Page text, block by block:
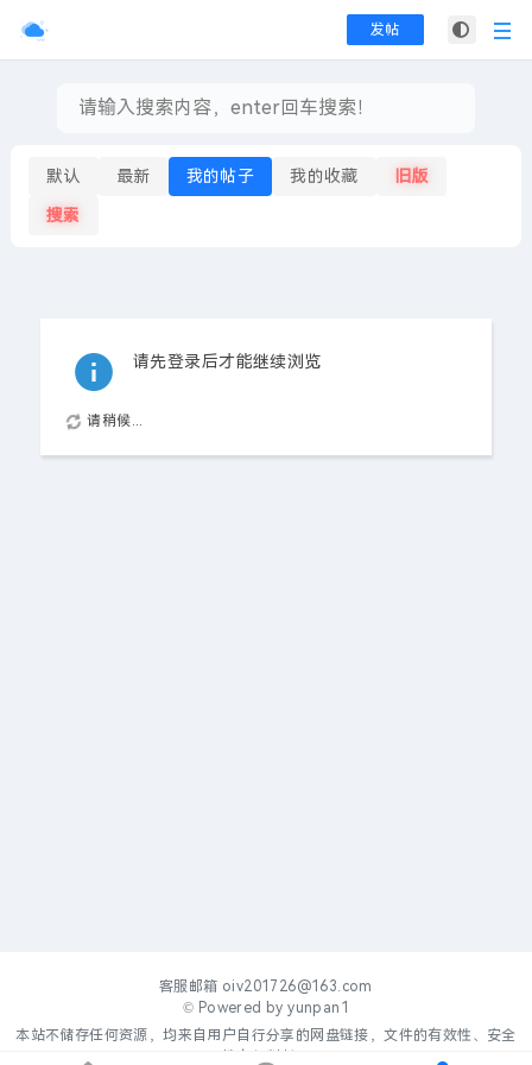
发帖
默认 最新 我的帖子 我的收藏 旧版
搜索
请先登录后才能继续浏览
请稍候...
客服邮箱 oiv201726@163.com
© Powered byyunpan1
本站不储存任何资源，均来自用户自行分享的网盘链接，文件的有效性、安全